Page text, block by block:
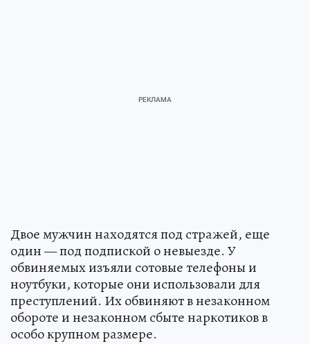
Двое мужчин находятся под стражей, еще
один — под подпиской о невыезде. У
обвиняемых изъяли сотовые телефоны и
ноутбуки, которые они использовали для
преступлений. Их обвиняют в незаконном
обороте и незаконном сбыте наркотиков в
особо крупном размере.